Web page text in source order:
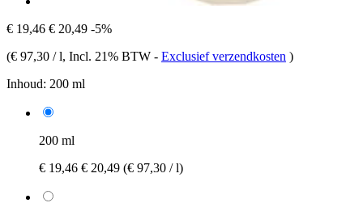
€ 19,46 € 20,49 -5%
(€ 97,30 / l, Incl. 21% BTW - Exclusief verzendkosten )
Inhoud: 200 ml
200 ml
€ 19,46 € 20,49 (€ 97,30 / l)